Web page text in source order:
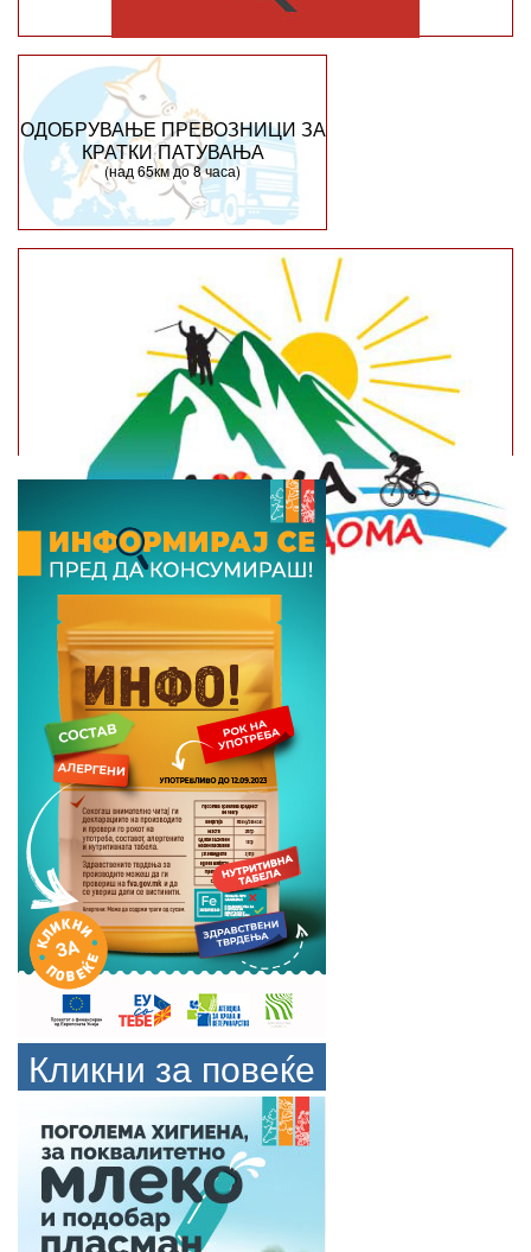
ОДОБРУВАЊЕ ПРЕВОЗНИЦИ ЗА
КРАТКИ ПАТУВАЊА
(над 65км до 8 часа)
Кликни за повеќе